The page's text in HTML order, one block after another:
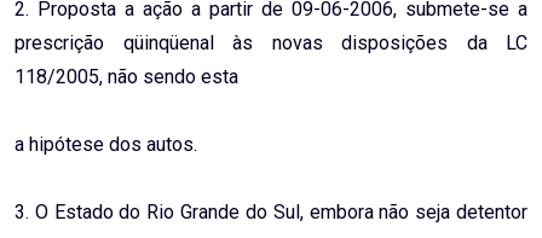
2. Proposta a ação a partir de 09-06-2006, submete-se a
prescrição qüinqüenal às novas disposições da LC
118/2005, não sendo esta
a hipótese dos autos.
3. O Estado do Rio Grande do Sul, embora não seja detentor